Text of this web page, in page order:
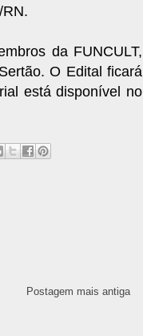
da FUNCULT,
O Edital ficará
está disponível no
Postagem mais antiga